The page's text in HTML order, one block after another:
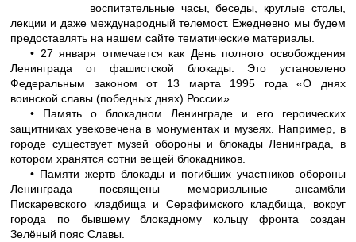
воспитательные часы, беседы, круглые столы,
лекции и даже международный телемост. Ежедневно мы будем
предоставлять на нашем сайте тематические материалы.
• 27 января отмечается как День полного освобождения
Ленинграда от фашистской блокады. Это установлено
Федеральным законом от 13 марта 1995 года «О днях
воинской славы (победных днях) России».
• Память о блокадном Ленинграде и его героических
защитниках увековечена в монументах и музеях. Например, в
городе существует музей обороны и блокады Ленинграда, в
котором хранятся сотни вещей блокадников.
• Памяти жертв блокады и погибших участников обороны
Ленинграда посвящены мемориальные ансамбли
Пискаревского кладбища и Серафимского кладбища, вокруг
города по бывшему блокадному кольцу фронта создан
Зелёный пояс Славы.